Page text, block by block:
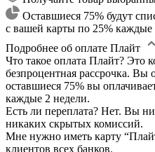
Оставшиеся 75% будут
с вашей карты по 25% каждые
Подробнее об оплате Плайт
Что такое оплата Плайт? Это
безпроцентная рассрочка. Вы
оставшиеся 75% вы
каждые 2 недели.
Есть ли переплата? Нет. Вы
никаких скрытых комиссий.
Мне нужно иметь карту
клиентов всех банков.